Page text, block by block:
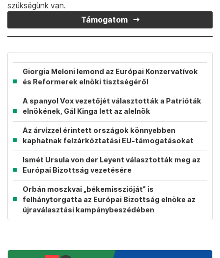
szükségünk van.
Támogatom
Giorgia Meloni lemond az Európai Konzervatívok
és Reformerek elnöki tisztségéről
A spanyol Vox vezetőjét választották a Patrióták
elnökének, Gál Kinga lett az alelnök
Az árvízzel érintett országok könnyebben
kaphatnak felzárkóztatási EU-támogatásokat
Ismét Ursula von der Leyent választották meg az
Európai Bizottság vezetésére
Orbán moszkvai „békemisszióját” is
felhánytorgatta az Európai Bizottság elnöke az
újraválasztási kampánybeszédében